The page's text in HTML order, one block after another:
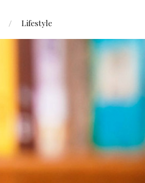
Lifestyle